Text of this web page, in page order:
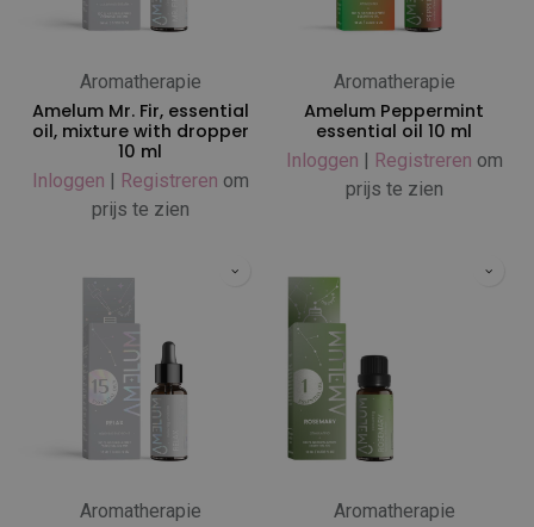
Aromatherapie
Amelum Mr. Fir, essential
oil, mixture with dropper
10 ml
Inloggen | Registreren om
prijs te zien
Aromatherapie
Amelum Peppermint
essential oil 10 ml
Inloggen | Registreren om
prijs te zien
Aromatherapie Aromatherapie